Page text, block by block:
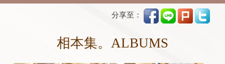
分享至：
相本集。ALBUMS